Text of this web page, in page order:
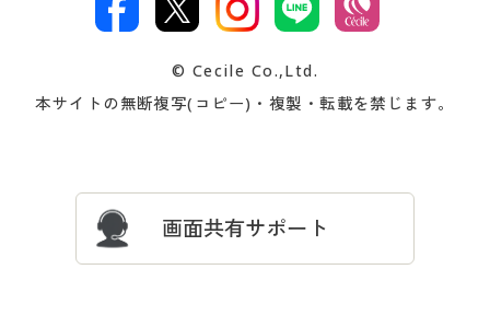
著作権・商標について 会社案内
プレゼント＆キャンペーン サイトマップ
交換・返品は お支払は
ついて
忘れの場合
© Cecile Co.,Ltd.
本サイトの無断複写(コピー)・複製・転載を禁じます。
画面共有サポート